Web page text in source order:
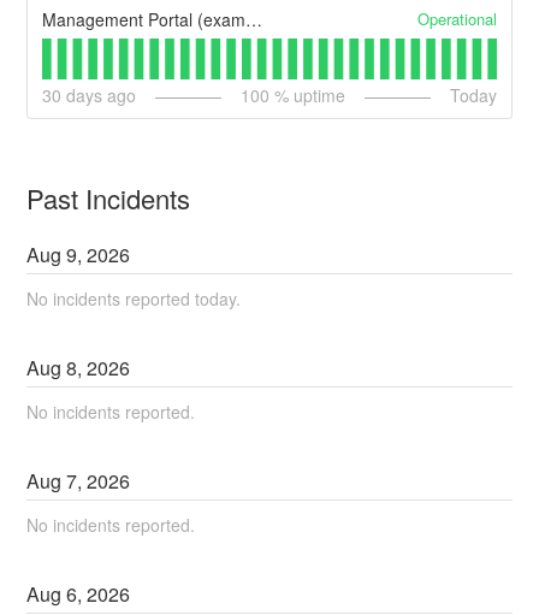
Management Portal (example) Operational
30 days ago 100 % uptime Today
Past Incidents
Aug9,2026
No incidents reported today.
Aug8,2026
No incidents reported.
Aug7,2026
No incidents reported.
Aug6,2026